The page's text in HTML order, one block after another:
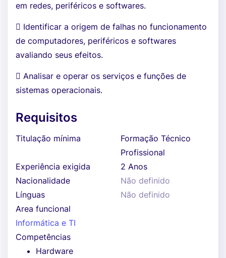
em redes, periféricos e softwares.
 Identificar a origem de falhas no funcionamento
de computadores, periféricos e softwares
avaliando seus efeitos.
 Analisar e operar os serviços e funções de
sistemas operacionais.
Requisitos
Titulação mínima
Formação Técnico
Profissional
Experiência exigida
2 Anos
Nacionalidade
Não definido
Línguas
Não definido
Area funcional
Informática e TI
Competências
Hardware